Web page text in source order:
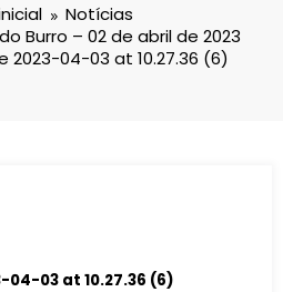
Notícias
Burro – 02 de abril de 2023
2023-04-03 at 10.27.36 (6)
03 at 10.27.36 (6)